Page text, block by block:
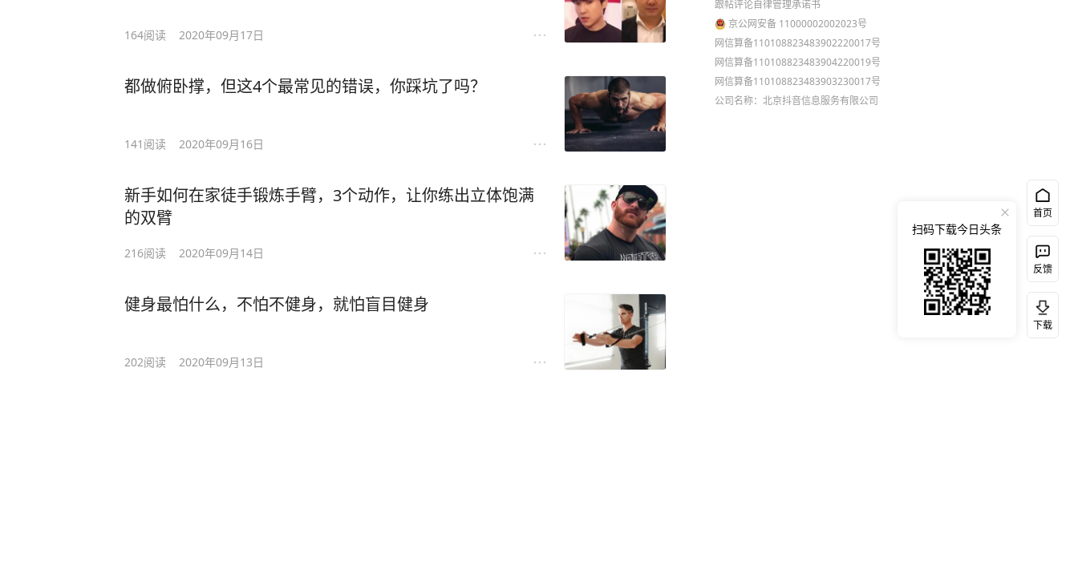
164阅读 2020年09月17日
都做俯卧撑，但这4个最常见的错误，你踩坑了吗？
141 阅读 2020年09月16日
新手如何在家徒手锻炼手臂，3个动作，让你练出立体饱满
的双臂
216阅读 2020年09月14日
健身最怕什么，不怕不健身，就怕盲目健身
202阅读 2020年09月13日
跟帖评论自律管理承诺书
京公网安备 11000002002023号
网信算备110108823483902220017号
网信算备110108823483904220019号
网信算备110108823483903230017号
公司名称：北京抖音信息服务有限公司
首页
反馈
下载
扫码下载今日头条